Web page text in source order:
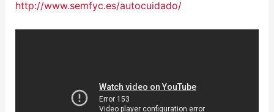
http://www.semfyc.es/autocuidado/